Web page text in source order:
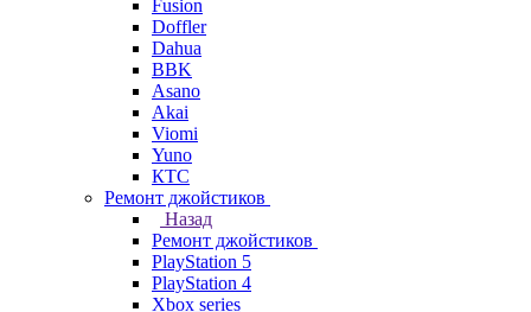
Fusion
Doffler
Dahua
BBK
Asano
Akai
Viomi
Yuno
КТС
Ремонт джойстиков
Назад
Ремонт джойстиков
PlayStation 5
PlayStation 4
Xbox series